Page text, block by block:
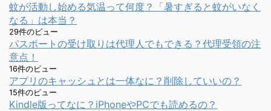
蚊が活動し始める気温って何度？「暑すぎると蚊がいなく
なる」は本当？
29件のビュー
パスポートの受け取りは代理人でもできる？代理受領の注
意点！
16件のビュー
アプリのキャッシュとは一体なに？削除していいの？
15件のビュー
Kindle版ってなに？iPhoneやPCでも読めるの？